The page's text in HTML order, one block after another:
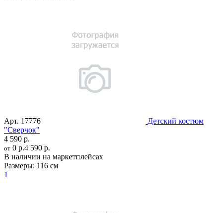
Арт. 17776
Детский костюм
"Сверчок"
4 590 р.
от 0 р.4 590 р.
В наличии на маркетплейсах
Размеры: 116 см
1